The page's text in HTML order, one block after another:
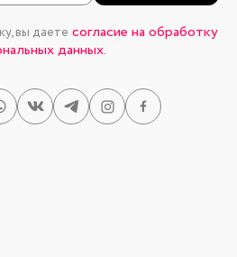
вы даете согласие на обработку
данных.